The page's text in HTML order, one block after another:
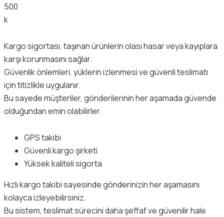
500
k
Kargo sigortası, taşınan ürünlerin olası hasar veya kayıplara
karşı korunmasını sağlar.
Güvenlik önlemleri, yüklerin izlenmesi ve güvenli teslimatı
için titizlikle uygulanır.
Bu sayede müşteriler, gönderilerinin her aşamada güvende
olduğundan emin olabilirler.
GPS takibi
Güvenli kargo şirketi
Yüksek kaliteli sigorta
Hızlı kargo takibi sayesinde gönderinizin her aşamasını
kolayca izleyebilirsiniz.
Bu sistem, teslimat sürecini daha şeffaf ve güvenilir hale